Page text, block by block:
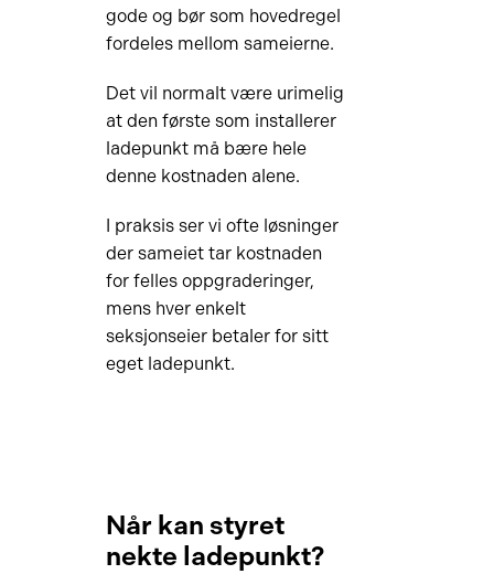
gode og bør som hovedregel
fordeles mellom sameierne.
Det vil normalt være urimelig
at den første som installerer
ladepunkt må bære hele
denne kostnaden alene.
I praksis ser vi ofte løsninger
der sameiet tar kostnaden
for felles oppgraderinger,
mens hver enkelt
seksjonseier betaler for sitt
eget ladepunkt.
Når kan styret
nekte ladepunkt?